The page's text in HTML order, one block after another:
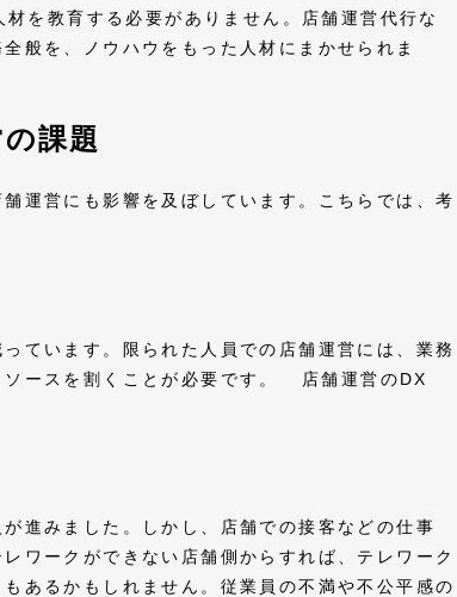
を教育する必要がありません。店舗運営代行な
般を、ノウハウをもった人材にまかせられま
課題
運営にも影響を及ぼしています。こちらでは、考
ています。限られた人員での店舗運営には、業務
ソースを割くことが必要です。 店舗運営のDX
進みました。しかし、店舗での接客などの仕事
ワークができない店舗側からすれば、テレワーク
あるかもしれません。従業員の不満や不公平感の